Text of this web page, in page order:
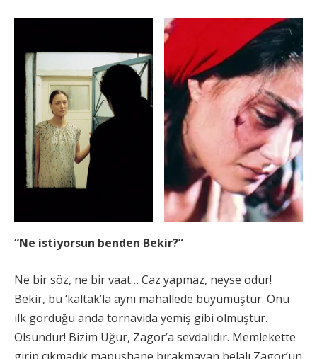
“Ne istiyorsun benden Bekir?”
Ne bir söz, ne bir vaat… Caz yapmaz, neyse odur!
Bekir, bu ‘kaltak’la aynı mahallede büyümüştür. Onu
ilk gördüğü anda tornavida yemiş gibi olmuştur.
Olsundur! Bizim Uğur, Zagor’a sevdalıdır. Memlekette